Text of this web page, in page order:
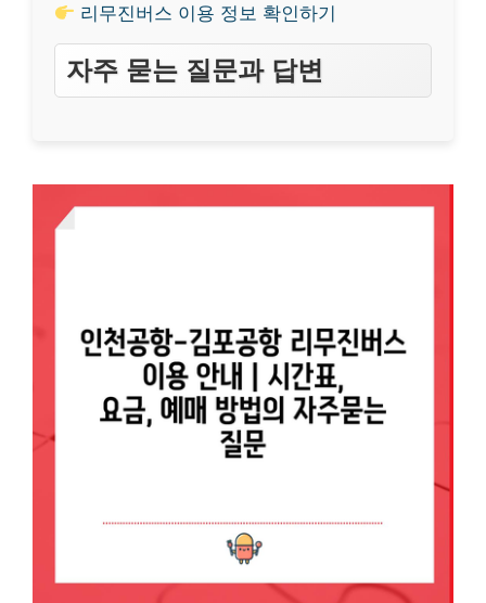
리무진버스 이용 정보 확인하기
자주 묻는 질문과 답변